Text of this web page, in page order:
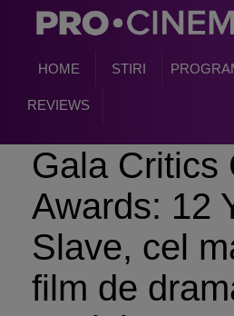
HOME STIRI
REVIEWS
Gala Critics
Awards: 12
Slave, cel
film de